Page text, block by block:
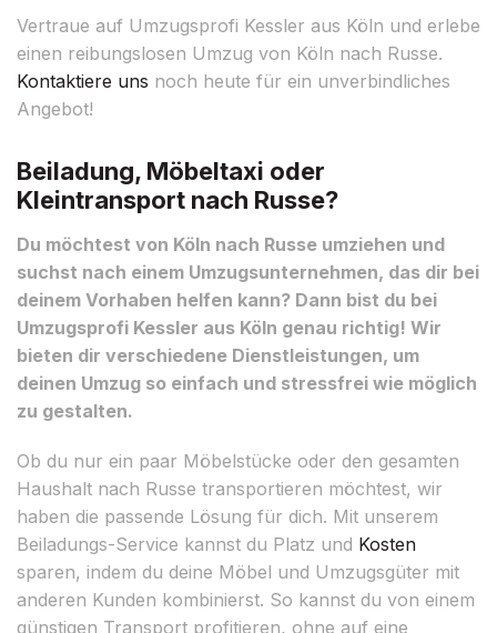
Vertraue auf Umzugsprofi Kessler aus Köln und erlebe
einen reibungslosen Umzug von Köln nach Russe.
Kontaktiere uns noch heute für ein unverbindliches
Angebot!
Beiladung, Möbeltaxi oder
Kleintransport nach Russe?
Du möchtest von Köln nach Russe umziehen und
suchst nach einem Umzugsunternehmen, das dir bei
deinem Vorhaben helfen kann? Dann bist du bei
Umzugsprofi Kessler aus Köln genau richtig! Wir
bieten dir verschiedene Dienstleistungen, um
deinen Umzug so einfach und stressfrei wie möglich
zu gestalten.
Ob du nur ein paar Möbelstücke oder den gesamten
Haushalt nach Russe transportieren möchtest, wir
haben die passende Lösung für dich. Mit unserem
Beiladungs-Service kannst du Platz und Kosten
sparen, indem du deine Möbel und Umzugsgüter mit
anderen Kunden kombinierst. So kannst du von einem
günstigen Transport profitieren, ohne auf eine